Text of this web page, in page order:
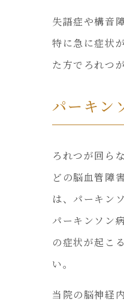
失語症や構音
特に急に症状
た方でろれつ
パーキン
ろれつが回ら
どの脳血管障
は、パーキン
パーキンソン
の症状が起こ
い。
当院の脳神経